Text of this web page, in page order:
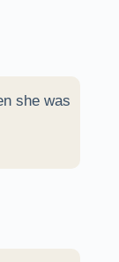
she was